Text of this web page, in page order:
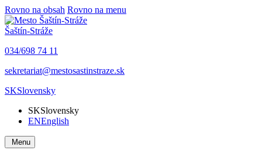
Rovno na obsah Rovno na menu
Šaštín-Stráže
034/698 74 11
sekretariat@mestosastinstraze.sk
SKSlovensky
SKSlovensky
ENEnglish
Menu